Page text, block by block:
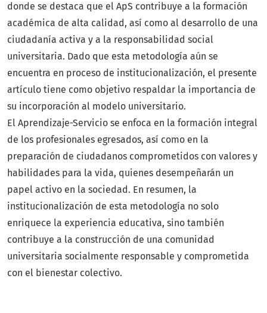
donde se destaca que el ApS contribuye a la formación
académica de alta calidad, así como al desarrollo de una
ciudadanía activa y a la responsabilidad social
universitaria. Dado que esta metodología aún se
encuentra en proceso de institucionalización, el presente
artículo tiene como objetivo respaldar la importancia de
su incorporación al modelo universitario.
El Aprendizaje-Servicio se enfoca en la formación integral
de los profesionales egresados, así como en la
preparación de ciudadanos comprometidos con valores y
habilidades para la vida, quienes desempeñarán un
papel activo en la sociedad. En resumen, la
institucionalización de esta metodología no solo
enriquece la experiencia educativa, sino también
contribuye a la construcción de una comunidad
universitaria socialmente responsable y comprometida
con el bienestar colectivo.